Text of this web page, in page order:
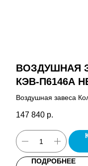
ВОЗДУШНАЯ
КЭВ-П6146A
Воздушная завеса
147 840 р.
ПОДРОБНЕЕ